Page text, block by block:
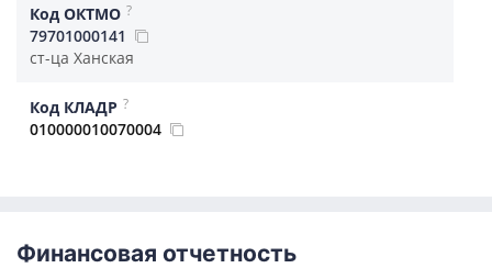
Код ОКТМО ?
79701000141
ст-ца Ханская
Код КЛАДР ?
010000010070004
Финансовая отчетность